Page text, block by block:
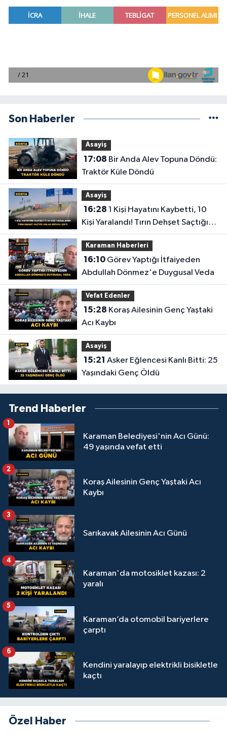
Son Haberler
Asayiş
17:08
Traktör Küle Döndü
Asayiş
16:28
Kişi Yaralandı! Tırın Dehşet Saçtığı
Anlar Ortaya Çıktı
Karaman Haberleri
16:10Görev Yaptığı İtfaiyeden
Abdullah Dönmez'e Duygusal Veda
Vefat Edenler
15:28
Acı Kaybı
Asayiş
15:21
Yaşındaki Genç Öldü
Trend Haberler
Karaman Belediyesi'nin Acı Günü:
49 yaşında vefat etti
1
Koraş Ailesinin Genç Yaştaki Acı
Kaybı
2
Sarıkavak Ailesinin Acı Günü
3
Karaman'da motosiklet kazası: 2
yaralı
4
Karaman’da otomobil bariyerlere
çarptı
5
Kendini yaralayıp elektrikli bisikletle
kaçtı
6
Özel Haber